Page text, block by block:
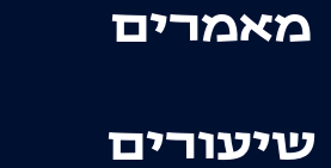
מאמרים
שיעורים